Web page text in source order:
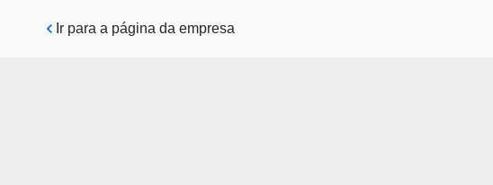
Pular para o conteúdo principal
Ir para a página da empresa